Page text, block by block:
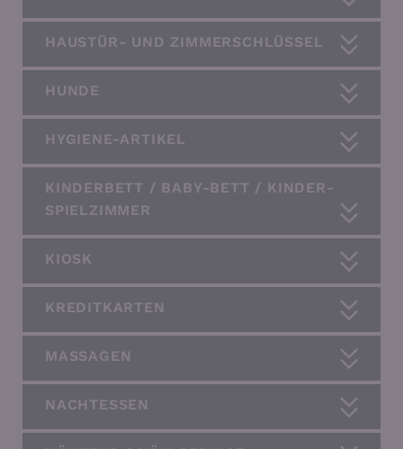
HAUSTÜR- UND ZIMMERSCHLÜSSEL
HUNDE
HYGIENE-ARTIKEL
KINDERBETT / BABY-BETT / KINDER-
SPIELZIMMER
KIOSK
KREDITKARTEN
MASSAGEN
NACHTESSEN